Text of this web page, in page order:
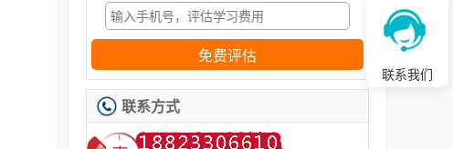
免费评估
联系方式
联系我们